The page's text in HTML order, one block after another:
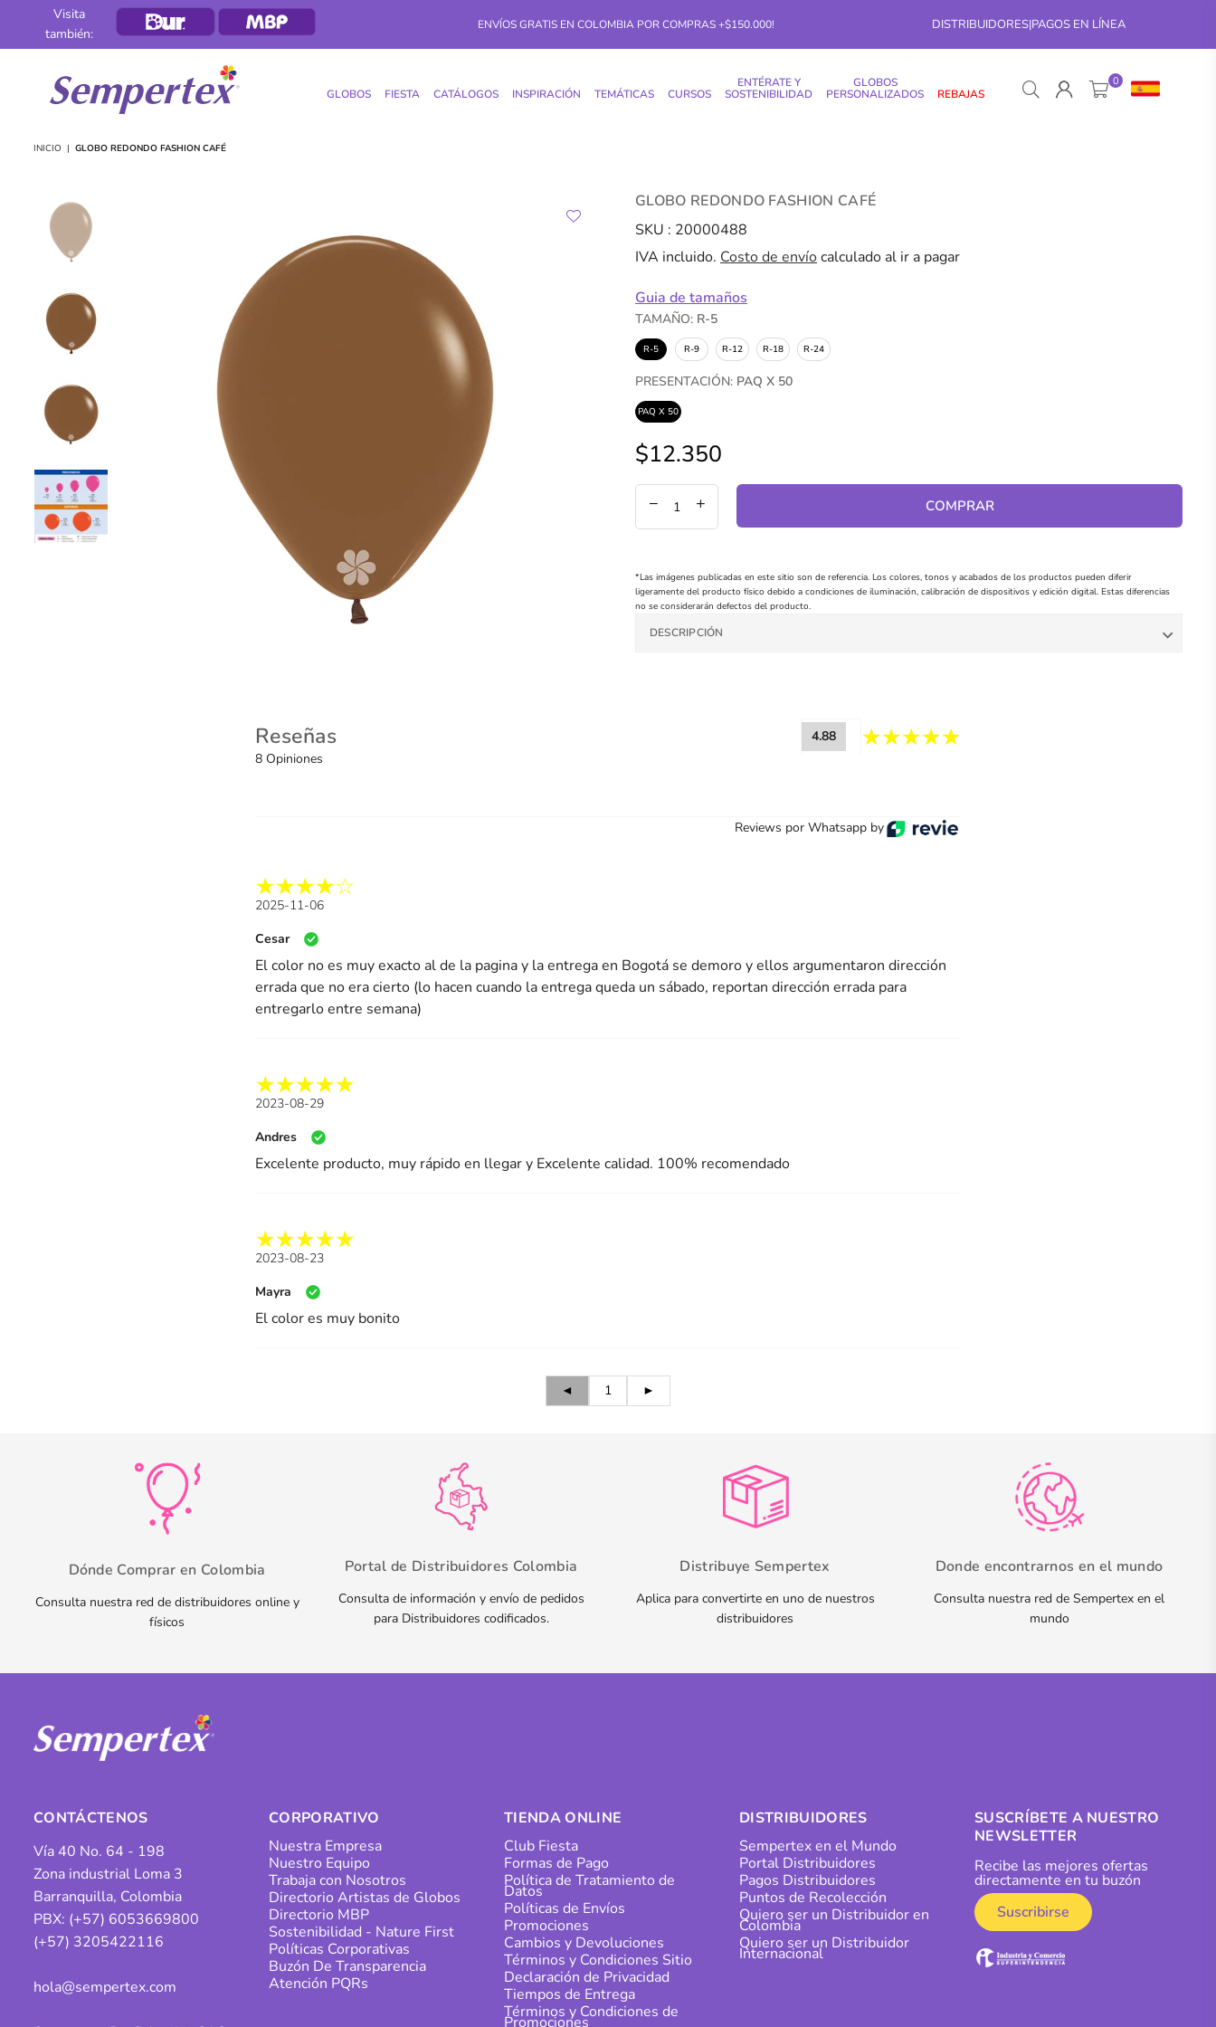
Visita
también:
ENVÍOS GRATIS EN COLOMBIA POR COMPRAS +$150.000! DISTRIBUIDORES|PAGOS EN LÍNEA
SEMPERTEX
GLOBOS FIESTA CATÁLOGOS INSPIRACIÓN TEMÁTICAS CURSOS
ENTÉRATE Y
SOSTENIBILIDAD
GLOBOS
PERSONALIZADOS
REBAJAS
0
INICIO | GLOBO REDONDO FASHION CAFÉ
GLOBO REDONDO FASHION CAFÉ
SKU : 20000488
IVA incluido. Costo de envíocalculado al ir a pagar
Guia de tamaños
TAMAÑO: R-5
R-5 R-9 R-12 R-18 R-24
PRESENTACIÓN: PAQ X 50
PAQ X 50
Precio
regular
$12.350
COMPRAR
*Las imágenes publicadas en este sitio son de referencia. Los colores, tonos y acabados de los productos pueden diferir
ligeramente del producto físico debido a condiciones de iluminación, calibración de dispositivos y edición digital. Estas diferencias
no se considerarán defectos del producto.
DESCRIPCIÓN
Reseñas
8 Opiniones
4.88
Reviews por Whatsapp by
2025-11-06
Cesar
El color no es muy exacto al de la pagina y la entrega en Bogotá se demoro y ellos argumentaron dirección
errada que no era cierto (lo hacen cuando la entrega queda un sábado, reportan dirección errada para
entregarlo entre semana)
2023-08-29
Andres
Excelente producto, muy rápido en llegar y Excelente calidad. 100% recomendado
2023-08-23
Mayra
El color es muy bonito
◄ 1 ►
Dónde Comprar en Colombia
Consulta nuestra red de distribuidores online y
físicos
Portal de Distribuidores Colombia
Consulta de información y envío de pedidos
para Distribuidores codificados.
Distribuye Sempertex
Aplica para convertirte en uno de nuestros
distribuidores
Donde encontrarnos en el mundo
Consulta nuestra red de Sempertex en el
mundo
CONTÁCTENOS
Vía 40 No. 64 - 198
Zona industrial Loma 3
Barranquilla, Colombia
PBX: (+57) 6053669800
(+57) 3205422116
hola@sempertex.com
CORPORATIVO
Nuestra Empresa
Nuestro Equipo
Trabaja con Nosotros
Directorio Artistas de Globos
Directorio MBP
Sostenibilidad - Nature First
Políticas Corporativas
Buzón De Transparencia
Atención PQRs
TIENDA ONLINE
Club Fiesta
Formas de Pago
Política de Tratamiento de
Datos
Políticas de Envíos
Promociones
Cambios y Devoluciones
Términos y Condiciones Sitio
Declaración de Privacidad
Tiempos de Entrega
Términos y Condiciones de
Promociones
DISTRIBUIDORES
Sempertex en el Mundo
Portal Distribuidores
Pagos Distribuidores
Puntos de Recolección
Quiero ser un Distribuidor en
Colombia
Quiero ser un Distribuidor
Internacional
SUSCRÍBETE A NUESTRO
NEWSLETTER
Recibe las mejores ofertas
directamente en tu buzón
Suscribirse